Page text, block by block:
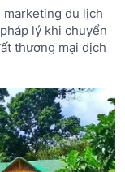
du lịch
lý khi chuyển
thương mại dịch